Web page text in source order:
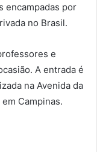
encampadas por
no Brasil.
e
A entrada é
na Avenida da
Campinas.